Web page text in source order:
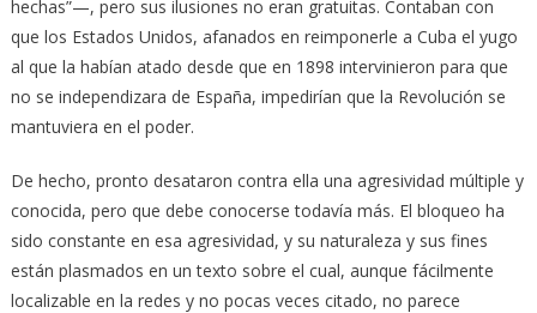
hechas”—, pero sus ilusiones no eran gratuitas. Contaban con
que los Estados Unidos, afanados en reimponerle a Cuba el yugo
al que la habían atado desde que en 1898 intervinieron para que
no se independizara de España, impedirían que la Revolución se
mantuviera en el poder.
De hecho, pronto desataron contra ella una agresividad múltiple y
conocida, pero que debe conocerse todavía más. El bloqueo ha
sido constante en esa agresividad, y su naturaleza y sus fines
están plasmados en un texto sobre el cual, aunque fácilmente
localizable en la redes y no pocas veces citado, no parece